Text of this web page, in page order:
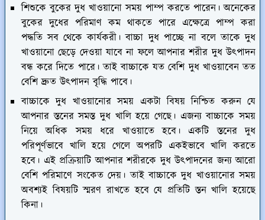
শিশুকে বুকের দুধ খাওয়ানো সময় পাম্প করতে পারেন। অনেকের
বুকের দুধের পরিমাণ কম থাকতে পারে এক্ষেত্রে পাম্প করা
পদ্ধতি সব থেকে কার্যকরী। বাচ্চা দুধ পাচ্ছে না বলে তাকে দুধ
খাওয়ানো ছেড়ে দেওয়া যাবে না ফলে আপনার শরীর দুধ উৎপাদন
বন্ধ করে দিতে পারে। তাই বাচ্চাকে যত বেশি দুধ খাওয়াবেন তত
বেশি দ্রুত উৎপাদন বৃদ্ধি পাবে।
বাচ্চাকে দুধ খাওয়ানোর সময় একটা বিষয় নিশ্চিত করুন যে
আপনার স্তনের সমস্ত দুধ খালি হয়ে গেছে। এজন্য বাচ্চাকে সময়
নিয়ে অধিক সময় ধরে খাওয়াতে হবে। একটি স্তনের দুধ
পরিপূর্ণভাবে খালি হয়ে গেলে অপরটি একইভাবে খালি করতে
হবে। এই প্রক্রিয়াটি আপনার শরীরকে দুধ উৎপাদনের জন্য আরো
বেশি পরিমাণে সংকেত দেয়। তাই বাচ্চাকে দুধ খাওয়ানোর সময়
অবশ্যই বিষয়টি স্মরণ রাখতে হবে যে প্রতিটি স্তন খালি হয়েছে
কিনা।